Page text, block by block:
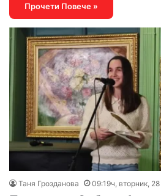
Прочети Повече »
Таня Грозданова 09:19ч, вторник,